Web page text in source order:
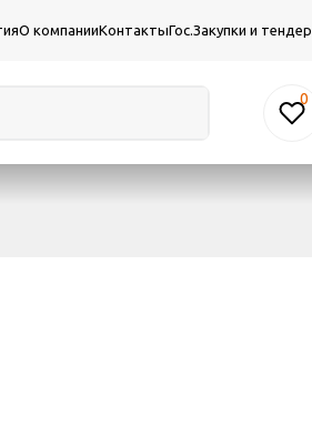
О компанииКонтактыГос.Закупки и